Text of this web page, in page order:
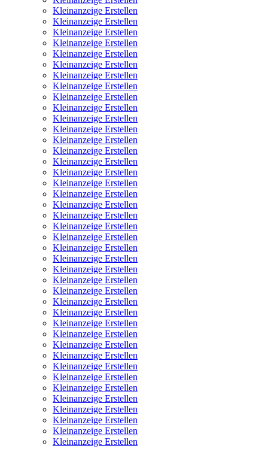
Kleinanzeige Erstellen
Kleinanzeige Erstellen
Kleinanzeige Erstellen
Kleinanzeige Erstellen
Kleinanzeige Erstellen
Kleinanzeige Erstellen
Kleinanzeige Erstellen
Kleinanzeige Erstellen
Kleinanzeige Erstellen
Kleinanzeige Erstellen
Kleinanzeige Erstellen
Kleinanzeige Erstellen
Kleinanzeige Erstellen
Kleinanzeige Erstellen
Kleinanzeige Erstellen
Kleinanzeige Erstellen
Kleinanzeige Erstellen
Kleinanzeige Erstellen
Kleinanzeige Erstellen
Kleinanzeige Erstellen
Kleinanzeige Erstellen
Kleinanzeige Erstellen
Kleinanzeige Erstellen
Kleinanzeige Erstellen
Kleinanzeige Erstellen
Kleinanzeige Erstellen
Kleinanzeige Erstellen
Kleinanzeige Erstellen
Kleinanzeige Erstellen
Kleinanzeige Erstellen
Kleinanzeige Erstellen
Kleinanzeige Erstellen
Kleinanzeige Erstellen
Kleinanzeige Erstellen
Kleinanzeige Erstellen
Kleinanzeige Erstellen
Kleinanzeige Erstellen
Kleinanzeige Erstellen
Kleinanzeige Erstellen
Kleinanzeige Erstellen
Kleinanzeige Erstellen